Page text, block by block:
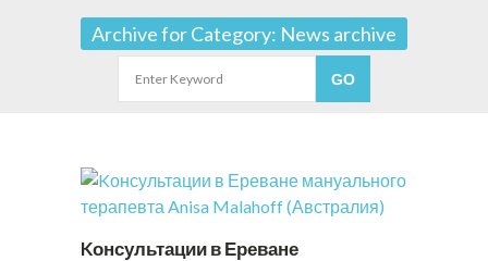
Archive for Category: News archive
Kонсультации в Ереване